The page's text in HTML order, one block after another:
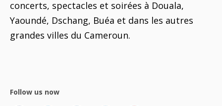
concerts, spectacles et soirées à Douala,
Yaoundé, Dschang, Buéa et dans les autres
grandes villes du Cameroun.
Follow us now